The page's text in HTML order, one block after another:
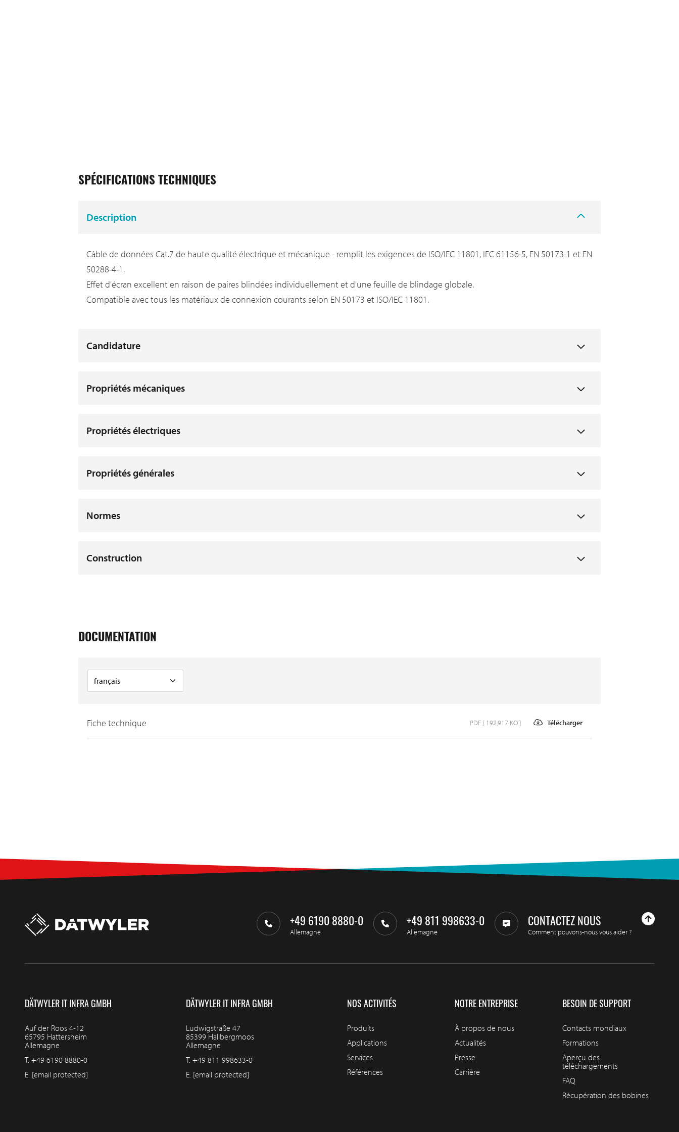
SPÉCIFICATIONS TECHNIQUES
Description
Câble de données Cat.7 de haute qualité électrique et mécanique - remplit les exigences de ISO/IEC 11801, IEC 61156-5, EN 50173-1 et EN
50288-4-1.
Effet d'écran excellent en raison de paires blindées individuellement et d'une feuille de blindage globale.
Compatible avec tous les matériaux de connexion courants selon EN 50173 et ISO/IEC 11801.
Candidature
Propriétés mécaniques
Propriétés électriques
Propriétés générales
Normes
Construction
DOCUMENTATION
Fiche technique Télécharger
PDF [ 192,917 KO ]
+49 6190 8880-0
Allemagne
+49 811 998633-0
Allemagne
CONTACTEZ NOUS
Comment pouvons-nous vous aider ?
DÄTWYLER IT INFRA GMBH
Auf der Roos 4-12
65795 Hattersheim
Allemagne
T. +49 6190 8880-0
E. [email protected]
DÄTWYLER IT INFRA GMBH
Ludwigstraße 47
85399 Hallbergmoos
Allemagne
T. +49 811 998633-0
E. [email protected]
NOS ACTIVITÉS
Produits
Applications
Services
Références
NOTRE ENTREPRISE
À propos de nous
Actualités
Presse
Carrière
BESOIN DE SUPPORT
Contacts mondiaux
Formations
Aperçu des
téléchargements
FAQ
Récupération des bobines